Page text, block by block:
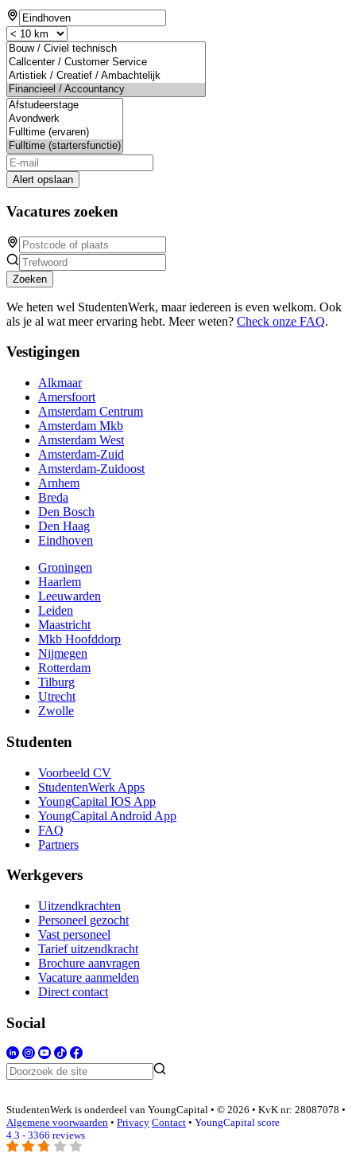
Alert opslaan
Vacatures zoeken
Zoeken
We heten wel StudentenWerk, maar iedereen is even welkom. Ook
als je al wat meer ervaring hebt. Meer weten? Check onze FAQ.
Vestigingen
Alkmaar
Amersfoort
Amsterdam Centrum
Amsterdam Mkb
Amsterdam West
Amsterdam-Zuid
Amsterdam-Zuidoost
Arnhem
Breda
Den Bosch
Den Haag
Eindhoven
Groningen
Haarlem
Leeuwarden
Leiden
Maastricht
Mkb Hoofddorp
Nijmegen
Rotterdam
Tilburg
Utrecht
Zwolle
Studenten
Voorbeeld CV
StudentenWerk Apps
YoungCapital IOS App
YoungCapital Android App
FAQ
Partners
Werkgevers
Uitzendkrachten
Personeel gezocht
Vast personeel
Tarief uitzendkracht
Brochure aanvragen
Vacature aanmelden
Direct contact
Social
StudentenWerk is onderdeel van YoungCapital • © 2026 • KvK nr: 28087078 •
Algemene voorwaarden • Privacy Contact • YoungCapital score
4.3 - 3366 reviews